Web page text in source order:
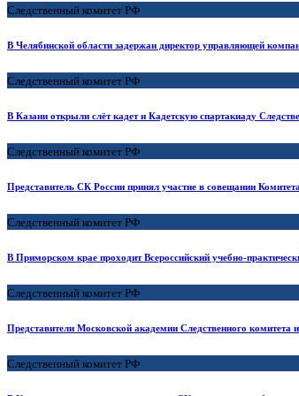
Следственный комитет РФ
В Челябинской области задержан директор управляющей
Следственный комитет РФ
В Казани открыли слёт кадет и Кадетскую спартакиаду
Следственный комитет РФ
Представитель СК России принял участие в совещании
Следственный комитет РФ
В Приморском крае проходит Всероссийский учебно-
Следственный комитет РФ
Представители Московской академии Следственного
Следственный комитет РФ